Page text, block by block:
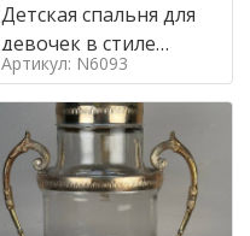
Детская спальня для
девочек в стиле
итальянского барокко
в стиле
Артикул: N6093